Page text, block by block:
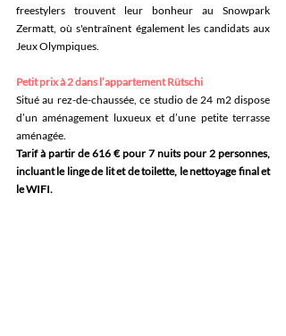
freestylers trouvent leur bonheur au Snowpark
Zermatt, où s'entraînent également les candidats aux
Jeux Olympiques.
Petit prix à 2 dans l’appartement Rütschi
Situé au rez-de-chaussée, ce studio de 24 m2 dispose
d’un aménagement luxueux et d’une petite terrasse
aménagée.
Tarif à partir de 616 € pour 7 nuits pour 2 personnes,
incluant le linge de lit et de toilette, le nettoyage final et
le WIFI.